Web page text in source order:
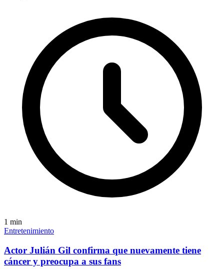
1 min
Entretenimiento
Actor Julián Gil confirma que nuevamente tiene
cáncer y preocupa a sus fans